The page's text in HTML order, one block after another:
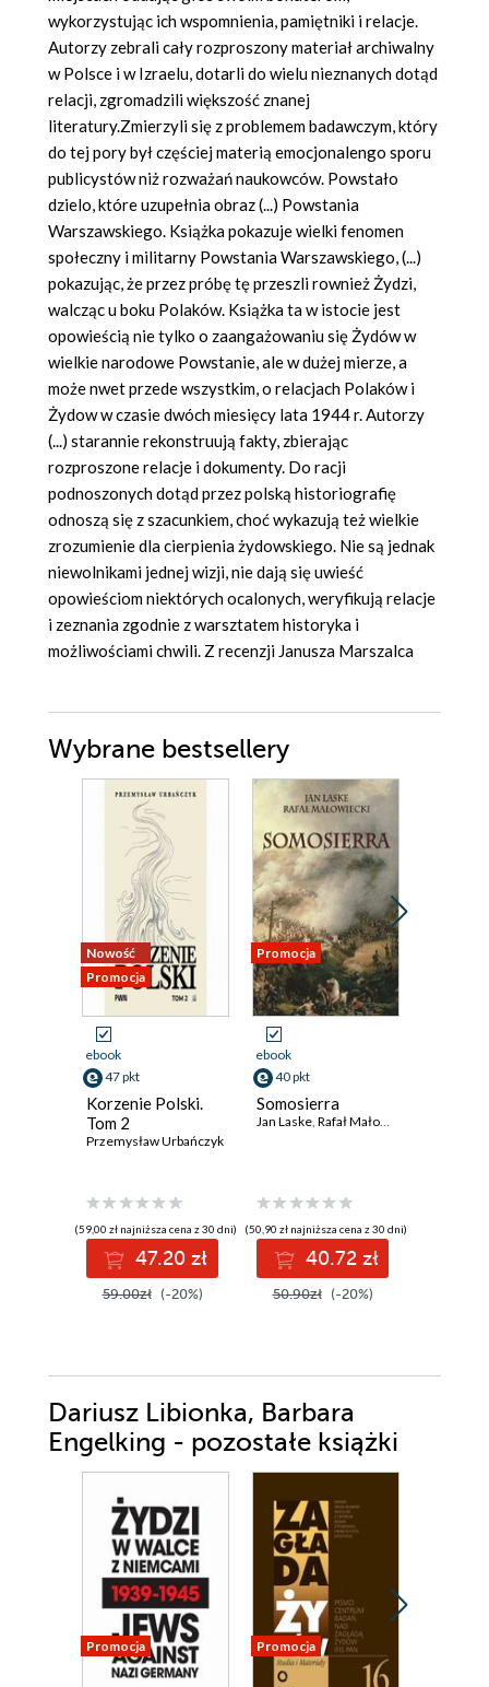
wykorzystując ich wspomnienia, pamiętniki i relacje.
Autorzy zebrali cały rozproszony materiał archiwalny
w Polsce i w Izraelu, dotarli do wielu nieznanych dotąd
relacji, zgromadzili większość znanej
literatury.Zmierzyli się z problemem badawczym, który
do tej pory był częściej materią emocjonalengo sporu
publicystów niż rozważań naukowców. Powstało
dzielo, które uzupełnia obraz (...) Powstania
Warszawskiego. Książka pokazuje wielki fenomen
społeczny i militarny Powstania Warszawskiego, (...)
pokazując, że przez próbę tę przeszli rownież Żydzi,
walcząc u boku Polaków. Książka ta w istocie jest
opowieścią nie tylko o zaangażowaniu się Żydów w
wielkie narodowe Powstanie, ale w dużej mierze, a
może nwet przede wszystkim, o relacjach Polaków i
Żydow w czasie dwóch miesięcy lata 1944 r. Autorzy
(...) starannie rekonstruują fakty, zbierając
rozproszone relacje i dokumenty. Do racji
podnoszonych dotąd przez polską historiografię
odnoszą się z szacunkiem, choć wykazują też wielkie
zrozumienie dla cierpienia żydowskiego. Nie są jednak
niewolnikami jednej wizji, nie dają się uwieść
opowieściom niektórych ocalonych, weryfikują relacje
i zeznania zgodnie z warsztatem historyka i
możliwościami chwili. Z recenzji Janusza Marszalca
Wybrane bestsellery
Nowość
Promocja
ebook
47 pkt
Korzenie Polski.
Tom 2
Przemysław Urbańczyk
(59,00 zł najniższa cena z 30 dni)
47.20 zł
59.00zł (-20%)
Promocja
ebook
40 pkt
Somosierra
Jan Laske Rafał Małowiecki
(50,90 zł najniższa cena z 30 dni)
40.72 zł
50.90zł (-20%)
Dariusz Libionka, Barbara
Engelking - pozostałe książki
Promocja Promocja